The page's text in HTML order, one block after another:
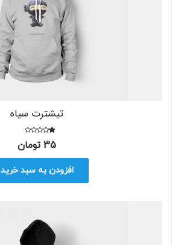
تیشترت سیاه
امت
یاز
00
5
35 تومان
افزودن به سبد خرید